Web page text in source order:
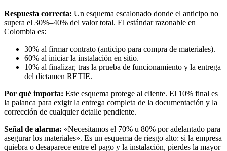
Respuesta correcta: Un esquema escalonado donde el anticipo no
supera el 30%–40% del valor total. El estándar razonable en
Colombia es:
30% al firmar contrato (anticipo para compra de materiales).
60% al iniciar la instalación en sitio.
10% al finalizar, tras la prueba de funcionamiento y la entrega
del dictamen RETIE.
Por qué importa: Este esquema protege al cliente. El 10% final es
la palanca para exigir la entrega completa de la documentación y la
corrección de cualquier detalle pendiente.
Señal de alarma: «Necesitamos el 70% u 80% por adelantado para
asegurar los materiales». Es un esquema de riesgo alto: si la empresa
quiebra o desaparece entre el pago y la instalación, pierdes la mayor